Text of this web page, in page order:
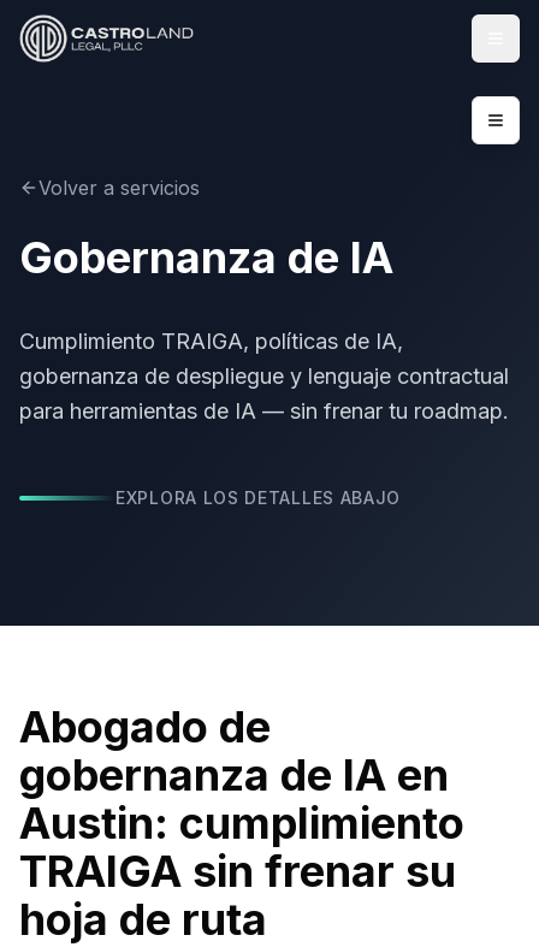
Volver a servicios
Gobernanza de IA
Cumplimiento TRAIGA, políticas de IA,
gobernanza de despliegue y lenguaje contractual
para herramientas de IA — sin frenar tu roadmap.
EXPLORA LOS DETALLES ABAJO
Abogado de
gobernanza de IA en
Austin: cumplimiento
TRAIGA sin frenar su
hoja de ruta